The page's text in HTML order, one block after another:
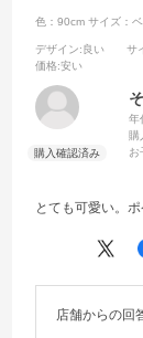
色：90cm サイズ：
デザイン:良い サ
価格:安い
年
購
お
とても可愛い。
店舗からの回